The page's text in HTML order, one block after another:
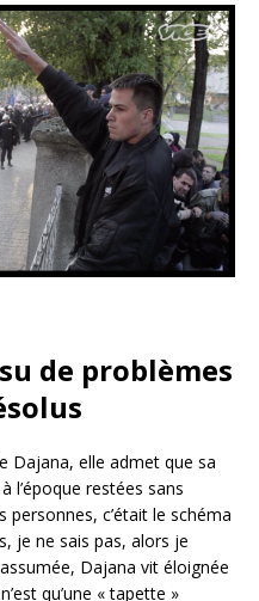
de problèmes
Dajana, elle admet que sa
l’époque restées sans
c’était le schéma
je ne sais pas, alors je
Dajana vit éloignée
qu’une « tapette »